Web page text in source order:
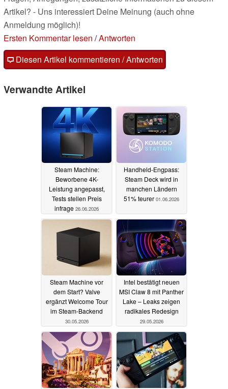
Artikel? - Uns interessiert Deine Meinung (auch ohne
Anmeldung möglich)!
Ersten Kommentar lesen /Antworten
Diesen Artikel kommentieren / Antworten
Verwandte Artikel
Steam Machine:
Beworbene 4K-
Leistung angepasst,
Tests stellen Preis
infrage 26.06.2026
Handheld-Engpass:
Steam Deck wird in
manchen Ländern
51% teurer 01.06.2026
Steam Machine vor
dem Start? Valve
ergänzt Welcome Tour
im Steam-Backend
30.05.2026
Intel bestätigt neuen
MSI Claw 8 mit Panther
Lake – Leaks zeigen
radikales Redesign
29.05.2026